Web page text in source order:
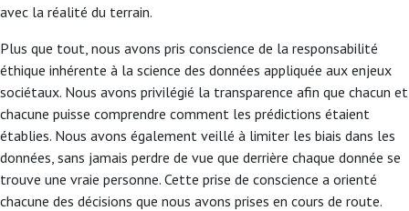
avec la réalité du terrain.
Plus que tout, nous avons pris conscience de la responsabilité
éthique inhérente à la science des données appliquée aux enjeux
sociétaux. Nous avons privilégié la transparence afin que chacun et
chacune puisse comprendre comment les prédictions étaient
établies. Nous avons également veillé à limiter les biais dans les
données, sans jamais perdre de vue que derrière chaque donnée se
trouve une vraie personne. Cette prise de conscience a orienté
chacune des décisions que nous avons prises en cours de route.